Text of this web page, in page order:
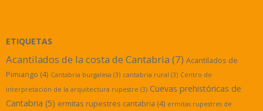
ETIQUETAS
Acantilados de la costa de Cantabria (7) Acantilados de
Pimiango (4) Cantabria burgalesa (3) cantabria rural (3) Centro de
interpretación de la arquitectura rupestre (3) Cuevas prehistóricas de
Cantabria (5) ermitas rupestres cantabria (4) ermitas rupestres de